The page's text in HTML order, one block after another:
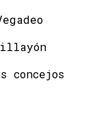
concejos